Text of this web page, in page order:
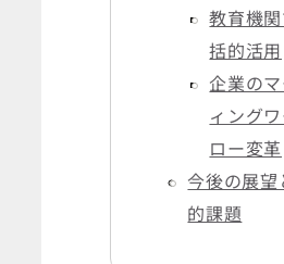
教育機
括的活用
企業の
ィング
ロー変革
今後の展望
的課題